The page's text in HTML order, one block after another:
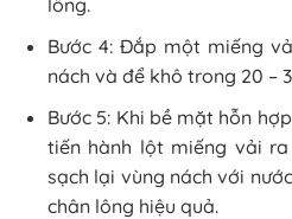
lông.
Bước 4: Đắp một miếng
nách và để khô trong 20 –
Bước 5: Khi bề mặt hỗn
tiến hành lột miếng vải
sạch lại vùng nách với
chân lông hiệu quả.